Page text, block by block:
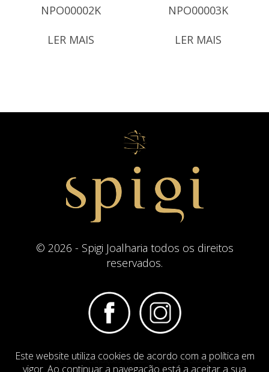
Este website utiliza cookies de acordo com a política em
vigor. Ao continuar a navegação está a aceitar a sua
NPO00002K
LER MAIS
NPO00003K
LER MAIS
© 2026 - Spigi Joalharia todos os direitos
reservados.
Termos e Condições Website Politica de Cookies